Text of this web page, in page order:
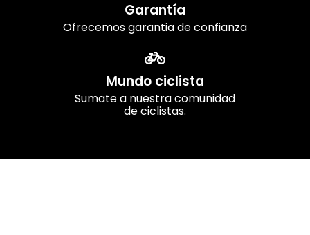
Garantía
Ofrecemos garantia de confianza
Mundo ciclista
Sumate a nuestra comunidad
de ciclistas.